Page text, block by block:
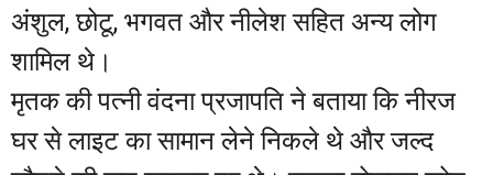
अंशुल, छोटू, भगवत और नीलेश सहित अन्य लोग
शामिल थे।
मृतक की पत्नी वंदना प्रजापति ने बताया कि नीरज
घर से लाइट का सामान लेने निकले थे और जल्द